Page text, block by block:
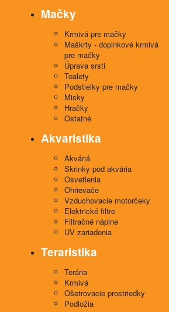
Mačky
Krmivá pre mačky
Maškrty - doplnkové krmivá
pre mačky
Úprava srsti
Toalety
Podstielky pre mačky
Misky
Hračky
Ostatné
Akvaristika
Akváriá
Skrinky pod akvária
Osvetlenia
Ohrievače
Vzduchovacie motorčeky
Elektrické filtre
Filtračné náplne
UV zariadenia
Teraristika
Terária
Krmivá
Ošetrovacie prostriedky
Podložia